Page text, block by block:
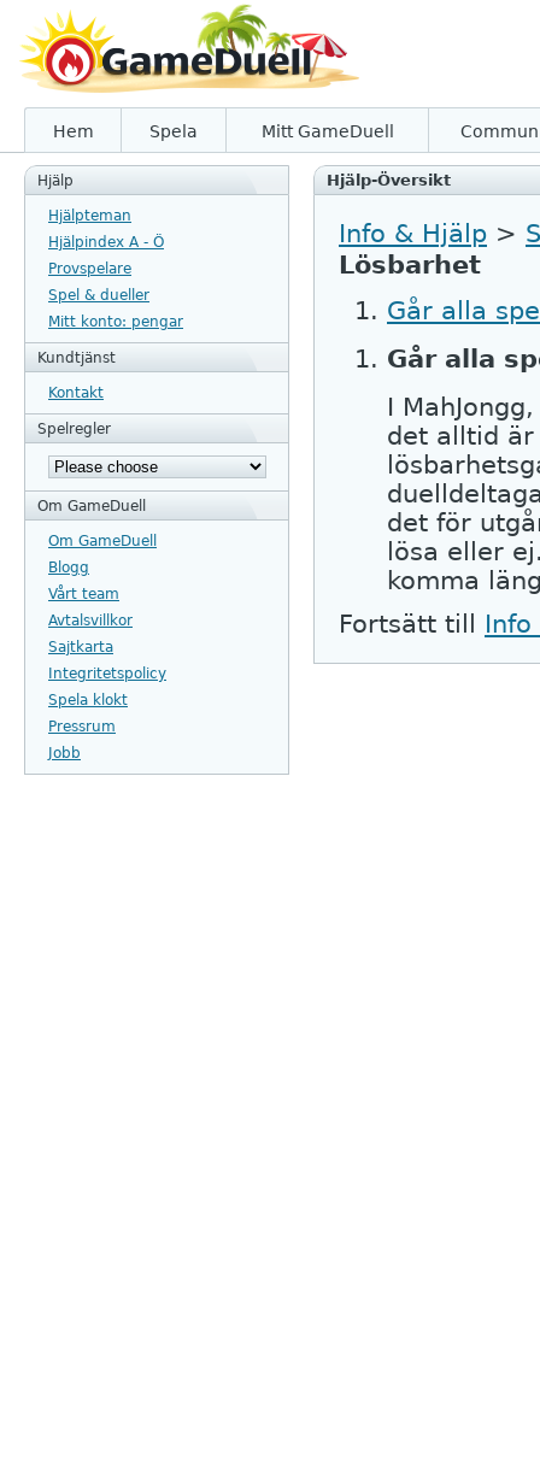
Hem Spela Mitt GameDuell
Hjälp
Hjälpteman
Hjälpindex A - Ö
Provspelare
Spel & dueller
Mitt konto: pengar
Kundtjänst
Kontakt
Spelregler
Om GameDuell
Om GameDuell
Blogg
Vårt team
Avtalsvillkor
Sajtkarta
Integritetspolicy
Spela klokt
Pressrum
Jobb
Hjälp-Översikt
Info & Hjälp >
Lösbarhet
Går alla
Går alla
I
det alltid
det för
lösa eller
komma
Fortsätt till Info